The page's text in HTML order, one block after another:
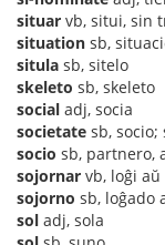
situar vb, situi, sin
situation sb,
situla sb, sitelo
skeleto sb, skeleto
social adj, socia
societate sb, socio;
socio sb, partnero,
sojornar vb, loĝi
sojorno sb, loĝado
sol adj, sola